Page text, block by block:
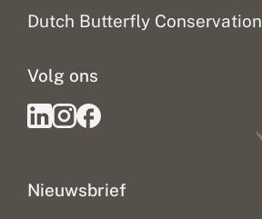
Dutch Butterfly Conservation
Nieuwsbrief
Volg ons